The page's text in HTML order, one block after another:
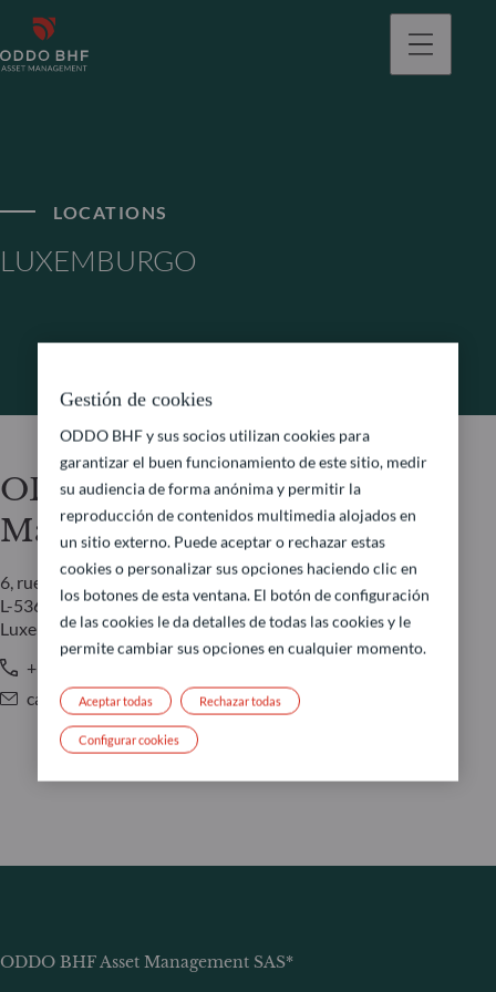
LOCATIONS
LUXEMBURGO
ODDO BHF Asset
Management LUX
6, rue Gabriel Lippmann
L-5365 Munsbach
Luxemburgo
+352 45 76 76 245
caroline.durquety@oddo-bhf.com
ODDO BHF Asset Management SAS*
Gestión de cookies
ODDO BHF y sus socios utilizan cookies para
garantizar el buen funcionamiento de este sitio, medir
su audiencia de forma anónima y permitir la
reproducción de contenidos multimedia alojados en
un sitio externo. Puede aceptar o rechazar estas
cookies o personalizar sus opciones haciendo clic en
los botones de esta ventana. El botón de configuración
de las cookies le da detalles de todas las cookies y le
permite cambiar sus opciones en cualquier momento.
Rechazar todas
Aceptar todas
Configurar cookies